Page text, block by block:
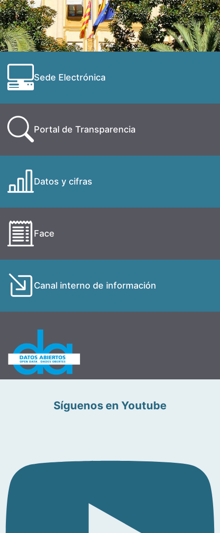
Sede Electrónica
Portal de Transparencia
Datos y cifras
Face
Canal interno de información
Síguenos en Youtube